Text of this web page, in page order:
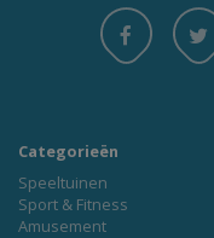
Categorieën
Speeltuinen
Sport & Fitness
Amusement